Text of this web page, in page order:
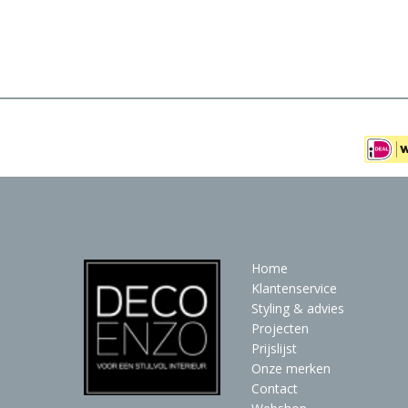
Verlichting
Home
Klantenservice
Styling & advies
Projecten
Prijslijst
Onze merken
Contact